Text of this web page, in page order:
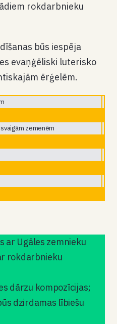
rokdarbnieku
būs iespēja
evaņģēliski luterisko
ērģelēm.
zemenēm
ar Ugāles zemnieku
rokdarbnieku
dārzu kompozīcijas;
dzirdamas lībiešu